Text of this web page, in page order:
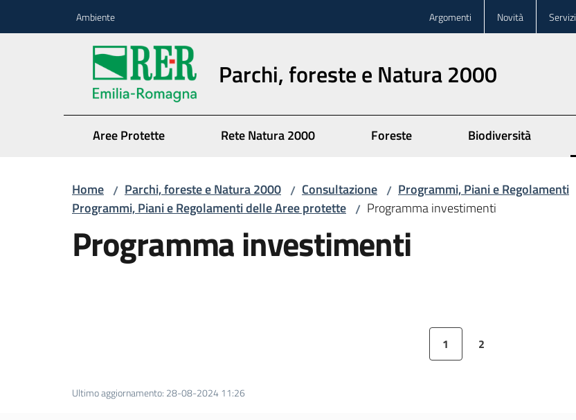
Ambiente Argomenti Novità Servizi
Parchi, foreste e Natura 2000
Aree Protette Rete Natura 2000 Foreste Biodiversità
Home / Parchi, foreste e Natura 2000 / Consultazione / Programmi, Piani e Regolamenti
Programmi, Piani e Regolamenti delle Aree protette / Programma investimenti
Programma investimenti
Pagina precedente
Pagina
1 Pagina
2
Ultimo aggiornamento: 28-08-2024 11:26